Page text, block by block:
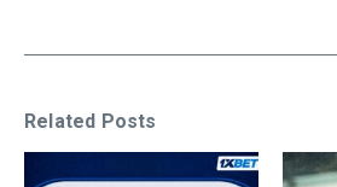
Related Posts